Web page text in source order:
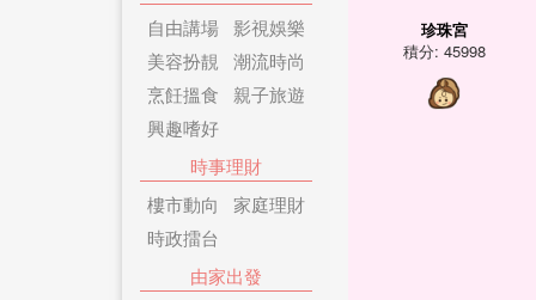
自由講場 影視娛樂
美容扮靚
潮流時尚
烹飪搵食
親子旅遊
興趣嗜好
時事理財
樓市動向
家庭理財
時政擂台
由家出發
珍珠宮
積分: 45998